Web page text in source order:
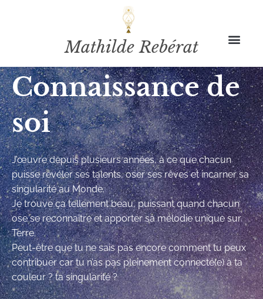
Mathilde Rebérat
Connaissance de
soi
J’œuvre depuis plusieurs années, à ce que chacun
puisse révéler ses talents, oser ses rêves et incarner sa
singularité au Monde.
Je trouve ça tellement beau, puissant quand chacun
ose se reconnaître et apporter sa mélodie unique sur
Terre.
Peut-être que tu ne sais pas encore comment tu peux
contribuer car tu n’as pas pleinement connecté(e) à ta
couleur ? ta singularité ?